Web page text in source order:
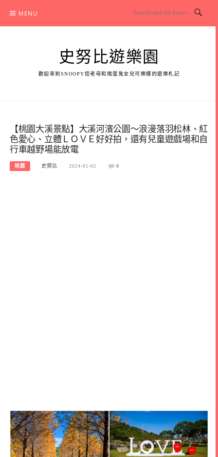
content
MENU
史努比遊樂園
歡迎來到SNOOPY控老母和搗蛋鬼女兒可樂娜的遊樂札記
【桃園大溪景點】大溪河濱公園～浪漫落羽松林、紅
色愛心、立體ＬＯＶＥ好好拍，還有兒童遊戲場和自
行車越野場能放電
桃園 史努比 2024-01-02 0